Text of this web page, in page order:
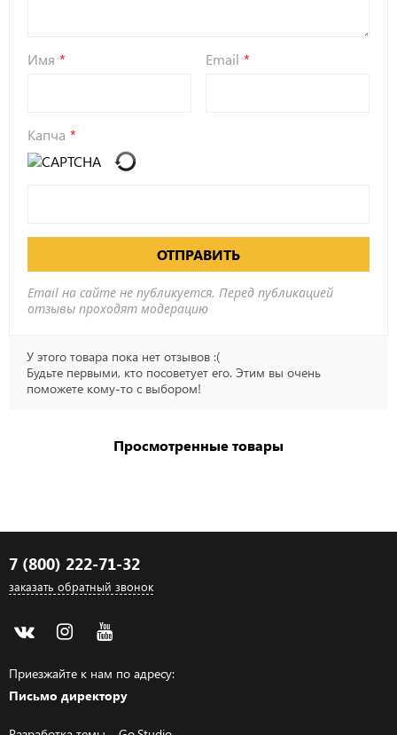
Имя Email
Капча
ОТПРАВИТЬ
Email на сайте не публикуется. Перед публикацией
отзывы проходят модерацию
У этого товара пока нет отзывов :(
Будьте первыми, кто посоветует его. Этим вы очень
поможете кому-то с выбором!
Просмотренные товары
7 (800) 222-71-32
заказать обратный звонок
Приезжайте к нам по адресу:
Письмо директору